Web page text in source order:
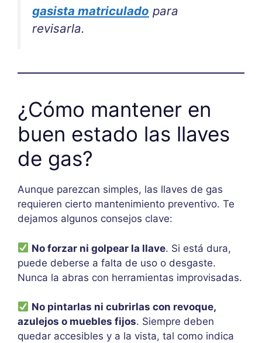
gasista matriculado para
revisarla.
¿Cómo mantener en
buen estado las llaves
de gas?
Aunque parezcan simples, las llaves de gas
requieren cierto mantenimiento preventivo. Te
dejamos algunos consejos clave:
No forzar ni golpear la llave. Si está dura,
puede deberse a falta de uso o desgaste.
Nunca la abras con herramientas improvisadas.
No pintarlas ni cubrirlas con revoque,
azulejos o muebles fijos. Siempre deben
quedar accesibles y a la vista, tal como indica